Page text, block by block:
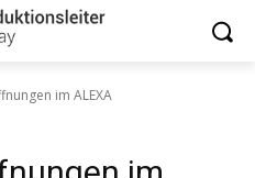
im ALEXA